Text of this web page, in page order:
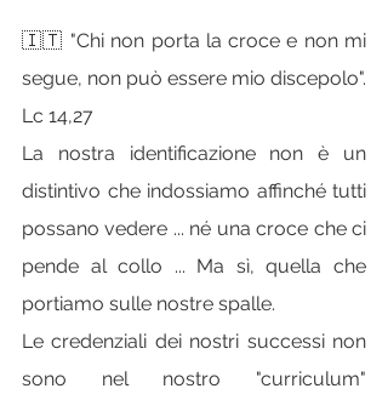
🇮🇹 "Chi non porta la croce e non mi
segue, non può essere mio discepolo".
Lc 14,27
La nostra identificazione non è un
distintivo che indossiamo affinché tutti
possano vedere ... né una croce che ci
pende al collo ... Ma sì, quella che
portiamo sulle nostre spalle.
Le credenziali dei nostri successi non
sono nel nostro "curriculum"